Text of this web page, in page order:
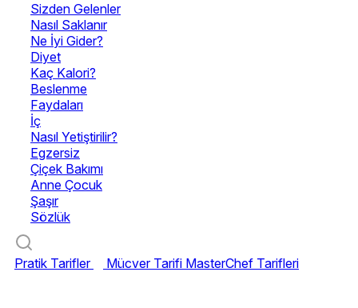
Sizden Gelenler
Nasıl Saklanır
Ne İyi Gider?
Diyet
Kaç Kalori?
Beslenme
Faydaları
İç
Nasıl Yetiştirilir?
Egzersiz
Çiçek Bakımı
Anne Çocuk
Şaşır
Sözlük
Pratik Tarifler Mücver Tarifi MasterChef Tarifleri